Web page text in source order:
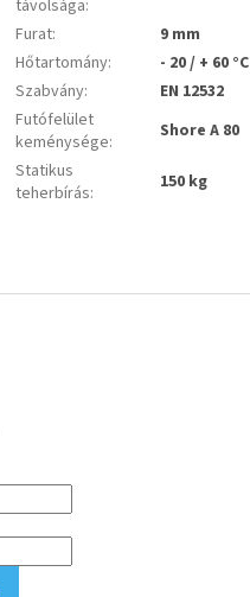
távolsága:
Furat:
9 mm
Hőtartomány:
- 20 / + 60 °C
Szabvány:
EN 12532
Futófelület
keménysége:
Shore A 80
Statikus
teherbírás: 150 kg